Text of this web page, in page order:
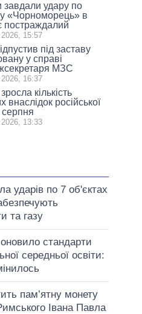
завдали удару по
«Чорноморець» в
постраждалий
15:57
під заставу
у справі
МЗС
16:37
кількість
внаслідок російської
серпня
13:33
ударів по 7 об'єктах
та газу
стандарти
середньої освіти:
пам’ятну монету
Івана Павла